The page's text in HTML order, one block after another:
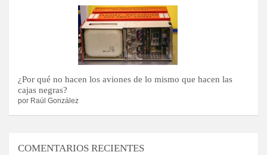
¿Por qué no hacen los aviones de lo mismo que hacen las
cajas negras?
por Raúl González
COMENTARIOS RECIENTES